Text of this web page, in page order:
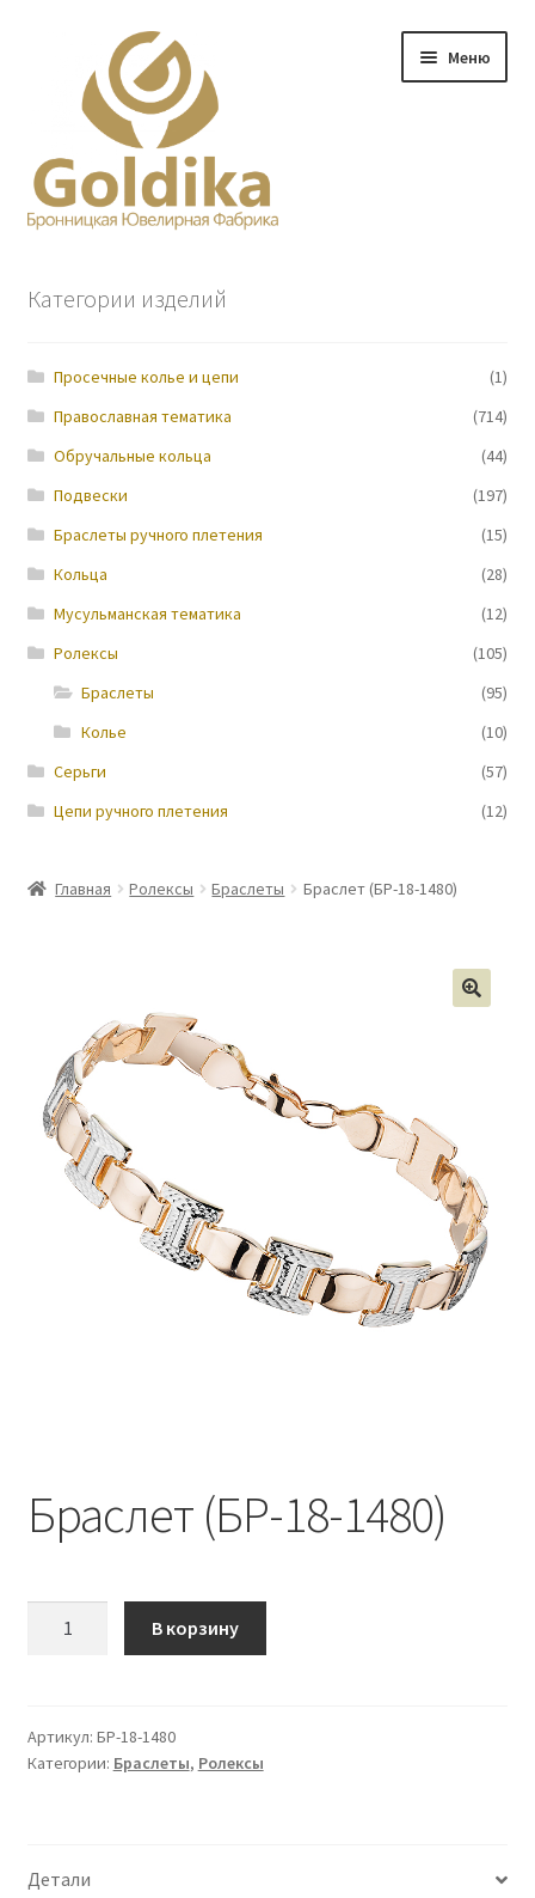
навигации
содержимому
Меню
Прайс-лист
Контакты
Новости
Категории изделий
Просечные колье и цепи
(1)
Православная тематика
(714)
Обручальные кольца
(44)
Подвески
(197)
Браслеты ручного плетения
(15)
Кольца
(28)
Мусульманская тематика
(12)
Ролексы
(105)
Браслеты
(95)
Колье
(10)
Серьги
(57)
Цепи ручного плетения
(12)
Главная Ролексы Браслеты Браслет (БР-18-1480)
Браслет (БР-18-1480)
В корзину
Артикул: БР-18-1480
Категории: Браслеты, Ролексы
Детали